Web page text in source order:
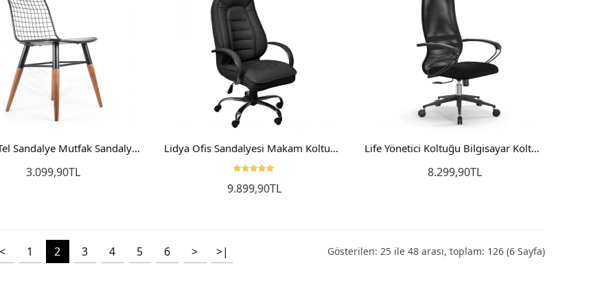
Kolsuz Tel Sandalye Mutfak Sandalyesi Balkon Sandalyesi Salon Sandalye
3.099,90TL
Lidya Ofis Sandalyesi Makam Koltuğu Bilgisayar Koltuğu Yönetici Müdür Koltuğu
9.899,90TL
Life Yönetici Koltuğu Bilgisayar Koltuğu Ofis Koltuğu
8.299,90TL
< 1 2 3 4 5 6 > >| Gösterilen: 25 ile 48 arası, toplam: 126 (6 Sayfa)